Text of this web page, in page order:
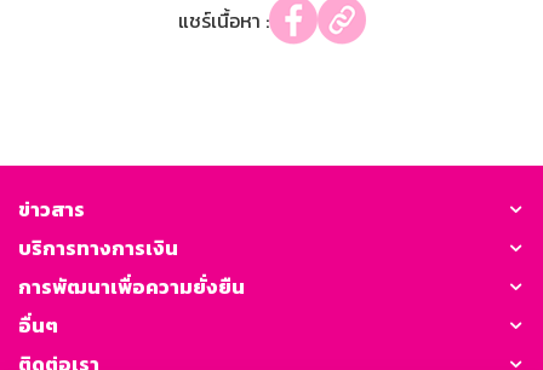
แชร์เนื้อหา :
ข่าวสาร
บริการทางการเงิน
การพัฒนาเพื่อความยั่งยืน
อื่นๆ